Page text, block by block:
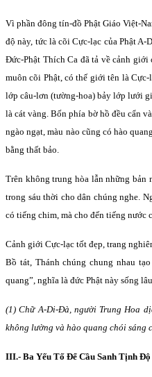
Vì phần đông tín-đồ Phật Giáo Việt-
độ này, tức là cõi Cực-lạc của Phật
Ðức-Phật Thích Ca đã tả về cảnh
muôn cõi Phật, có thế giới tên là
lớp câu-lơn (tường-hoa) bảy lớp lưới
là cát vàng. Bốn phía bờ hồ đều cẩn
ngào ngạt, màu nào cũng có hào
bằng thất bảo.
Trên không trung hòa lẫn những bản
trong sáu thời cho dân chúng nghe.
có tiếng chim, mà cho đến tiếng nước
Cảnh giới Cực-lạc tốt đẹp, trang
Bồ tát, Thánh chúng chung nhau
quang”, nghĩa là đức Phật này sống
(1) Chữ A-Di-Ðà, người Trung Hoa
không lường và hào quang chói sáng
III.- Ba Yếu Tố Ðể Cầu Sanh Tịnh Ðộ